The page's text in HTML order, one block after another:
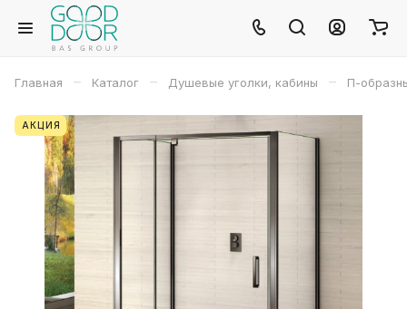
Главная – Каталог – Душевые уголки, кабины – П-
АКЦИЯ